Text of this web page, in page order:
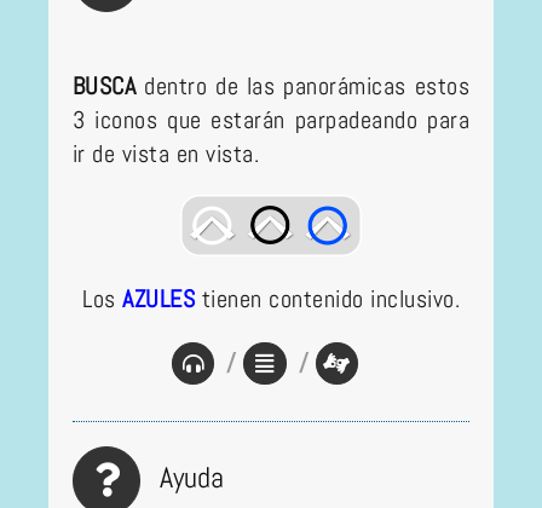
BUSCA dentro de las panorámicas estos
3 iconos que estarán parpadeando para
ir de vista en vista.
Los AZULES tienen contenido inclusivo.
/ /
Ayuda